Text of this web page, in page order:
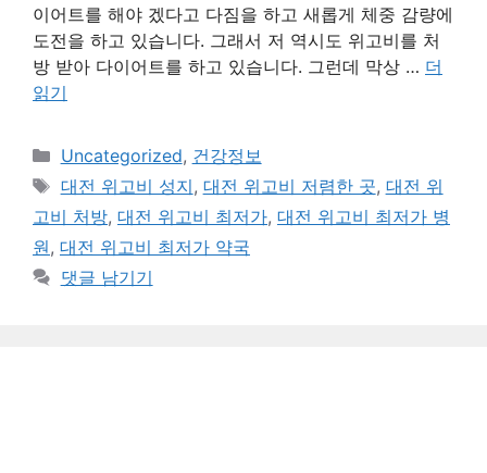
이어트를 해야 겠다고 다짐을 하고 새롭게 체중 감량에
도전을 하고 있습니다. 그래서 저 역시도 위고비를 처
방 받아 다이어트를 하고 있습니다. 그런데 막상 … 더
읽기
카
테
리
Uncategorized, 건강정보
태
그
대전 위고비 성지, 대전 위고비 저렴한 곳, 대전 위
고비 처방, 대전 위고비 최저가, 대전 위고비 최저가 병
원, 대전 위고비 최저가 약국
댓글 남기기